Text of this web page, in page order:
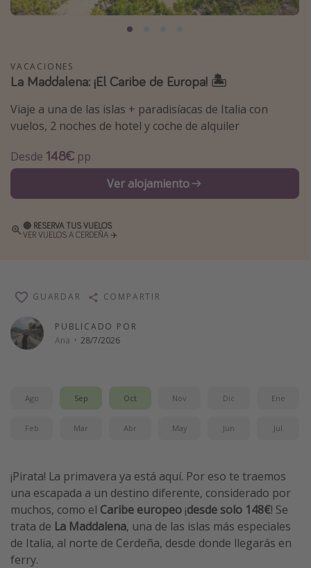
Marruecos
México
Tailandia
Maldivas
Albania
Inspiración para viajes
Camping
Glamping
Viajes en tren
Viajes en familia
Vacaciones de Playa
Viajes para singles
Hoteles más hot de España
Guía de equipaje de mano
Parques de atracciones
Viaja con musicales
VACACIONES
La Maddalena: ¡El Caribe de Europa! 🏝️
Viaje a una de las islas + paradisíacas de Italia con
vuelos, 2 noches de hotel y coche de alquiler
Desde 148€ pp
Ver alojamiento
🔴 RESERVA TUS VUELOS
VER VUELOS A CERDEÑA ✈️
PUBLICADO POR
Ana · 28/7/2026
GUARDAR COMPARTIR
Ago Sep Oct Nov Dic Ene
Feb Mar Abr May Jun Jul
¡Pirata! La primavera ya está aquí. Por eso te traemos
una escapada a un destino diferente, considerado por
muchos, como el Caribe europeo ¡desde solo 148€! Se
trata de La Maddalena, una de las islas más especiales
de Italia, al norte de Cerdeña, desde donde llegarás en
ferry.